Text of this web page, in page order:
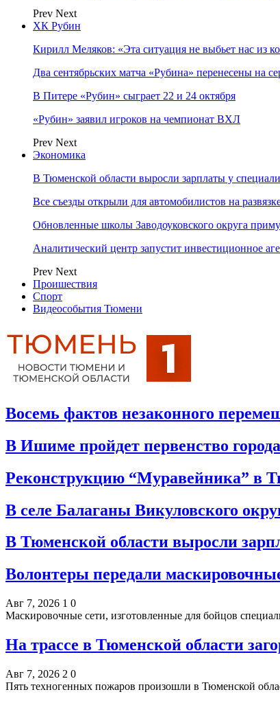
Prev Next
ХК Рубин
Кирилл Меляков: «Эта ситуация не выбьет нас из
Два сентябрьских матча «Рубина» перенесены на
В Питере «Рубин» сыграет 22 и 24 октября
«Рубин» заявил игроков на чемпионат ВХЛ
Prev Next
Экономика
В Тюменской области выросли зарплаты у
Все съезды открыли для автомобилистов на
Обновленные школы Заводоуковского округа
Аналитический центр запустит инвестиционное
Prev Next
Проишествия
Спорт
Видеособытия Тюмени
Восемь фактов незаконного
В Ишиме пройдет первенство
Реконструкцию “Муравейника” в
В селе Балаганы Викуловского
В Тюменской области выросли
Волонтеры передали
Авг 7, 2026 1 0
Маскировочные сети, изготовленные для бойцов
На трассе в Тюменской области
Авг 7, 2026 2 0
Пять техногенных пожаров произошли в Тюменской